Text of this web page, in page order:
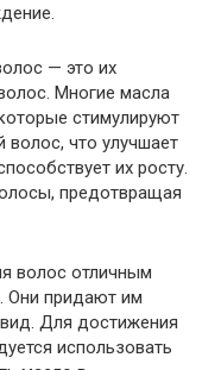
— это их
Многие масла
стимулируют
что улучшает
их росту.
предотвращая
волос отличным
Они придают им
Для достижения
использовать